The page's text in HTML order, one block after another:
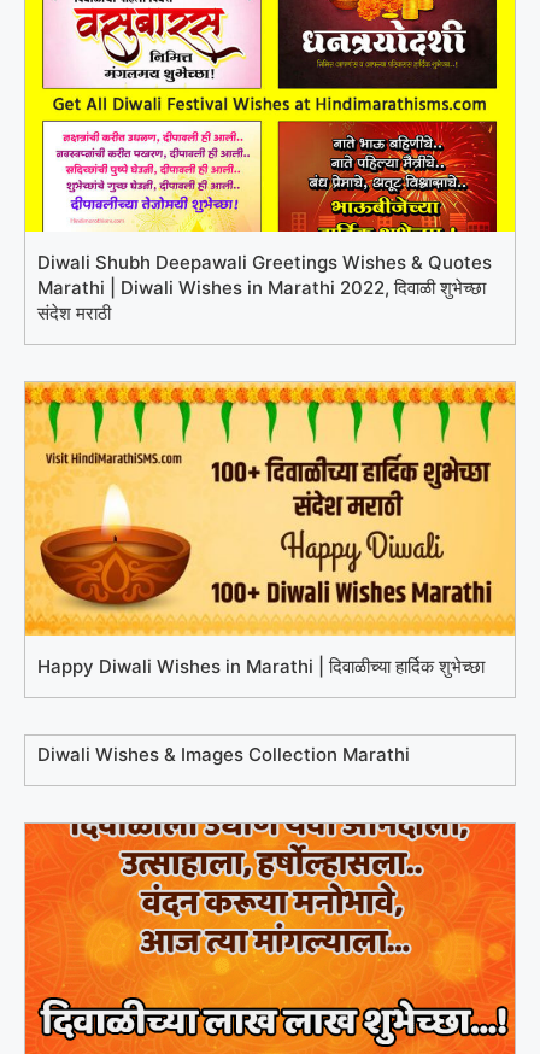
Diwali Shubh Deepawali Greetings Wishes & Quotes
Marathi | Diwali Wishes in Marathi 2022, दिवाळी शुभेच्छा
संदेश मराठी
Happy Diwali Wishes in Marathi | दिवाळीच्या हार्दिक शुभेच्छा
Diwali Wishes & Images Collection Marathi